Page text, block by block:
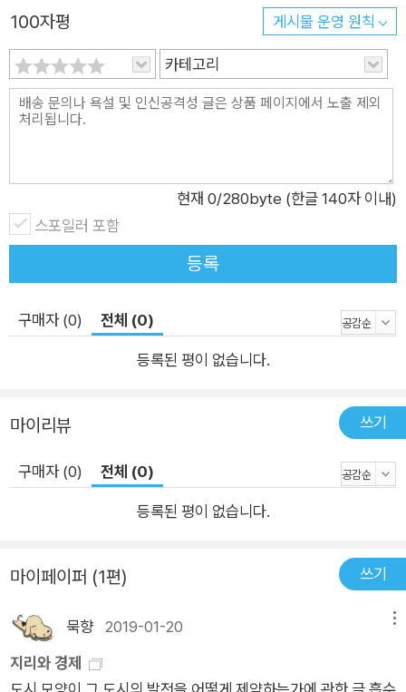
거듭하면서 새로운 발전 단계로 접어들곤 했다. 그리고 지금 급속
히 보급되고 있는 인터넷과 휴대전화 같은 디지털 기술에 기반한
통신 매체는, 인류 역사에서 가장 기본적인 소통 수단이던 대면
접촉(face to face contacts)을 대체할 수 있는 가능성을 보여
주고 있다. 도시는 역사적으로 사람들의 소통의 장소였다. 미래의
사람들의 소통 방식이 달라지면, 도시의 사회적 관계와 물리적 형
태도 과거와는 다른 모습을 보일 것이다. 그렇다면 디지털 기술의
발전에 따라 사람들 사이의 소통 방식은 어떻게 바뀌고 있는가?
소통 방식의 변화, 대면 접촉에서 전자 접속으로 스웨덴의 학자인
해거스트란트 (H?gerstrand, T) 는 시간지리학이라는 개념을
통해 일상생활에서 시간대별 공간적 움직임을 포착하였다. 그의
시간지리학의 중요한 전제는 한 사람이 특정 시간에는 한 공간에
만 머물 수 있으며, 동시에 다른 두 공간을 점유할 수 없다는 것이
이다. 그런데 디지털 기술의 발전은 ‘신체 접촉’이 아닌 ‘전자 접
속’을 통해 동시간대에 우리 몸이 머문 장소 이외의 다른 장소와
교류할 수 있는 기회를 열어주고 있다. 이제 몸을 두 개로 쪼개는
이버공간까지 확장될 필요가 생겼다. 일상생활의 시공간 경험 역
약속 시간과 장소를 사전에 명확하게 확정할 필요가 줄어들었다.
것이 가능하졌기 때문이다. 또 신체 접촉과 전자 접속(예: 휴대전
화 통화)을 동시에 하다 보면, 두 쪽으로 쪼개진 몸에서 갈등이 발
생한다. 다른 사람들과 회의 중에 걸려온 휴대전화를 받는 순간
100자평 게시물 운영 원칙
카테고리
현재 0/280byte (한글 140자 이내)
스포일러 포함
등록
구매자 (0) 전체 (0)
등록된 평이 없습니다.
마이리뷰 쓰기
구매자 (0) 전체 (0)
등록된 평이 없습니다.
마이페이퍼 (1편) 쓰기
묵향 2019-01-20
지리와 경제